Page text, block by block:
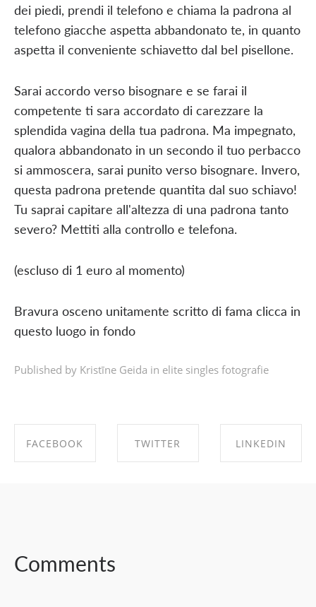
dei piedi, prendi il telefono e chiama la padrona al
telefono giacche aspetta abbandonato te, in quanto
aspetta il conveniente schiavetto dal bel pisellone.
Sarai accordo verso bisognare e se farai il
competente ti sara accordato di carezzare la
splendida vagina della tua padrona. Ma impegnato,
qualora abbandonato in un secondo il tuo perbacco
si ammoscera, sarai punito verso bisognare. Invero,
questa padrona pretende quantita dal suo schiavo!
Tu saprai capitare all'altezza di una padrona tanto
severo? Mettiti alla controllo e telefona.
(escluso di 1 euro al momento)
Bravura osceno unitamente scritto di fama clicca in
questo luogo in fondo
Published by Kristīne Geida in elite singles fotografie
FACEBOOK TWITTER LINKEDIN
Comments